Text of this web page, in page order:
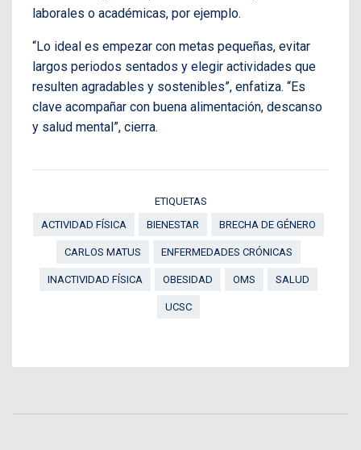
laborales o académicas, por ejemplo.
“Lo ideal es empezar con metas pequeñas, evitar
largos periodos sentados y elegir actividades que
resulten agradables y sostenibles”, enfatiza. “Es
clave acompañar con buena alimentación, descanso
y salud mental”, cierra.
ETIQUETAS
ACTIVIDAD FÍSICA
BIENESTAR BRECHA DE GÉNERO
CARLOS MATUS ENFERMEDADES CRÓNICAS
INACTIVIDAD FÍSICA OBESIDAD OMS SALUD
UCSC